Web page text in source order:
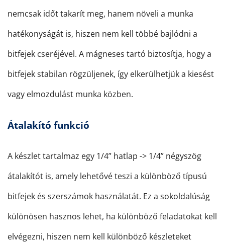
nemcsak időt takarít meg, hanem növeli a munka
hatékonyságát is, hiszen nem kell többé bajlódni a
bitfejek cseréjével. A mágneses tartó biztosítja, hogy a
bitfejek stabilan rögzüljenek, így elkerülhetjük a kiesést
vagy elmozdulást munka közben.
Átalakító funkció
A készlet tartalmaz egy 1/4” hatlap -> 1/4” négyszög
átalakítót is, amely lehetővé teszi a különböző típusú
bitfejek és szerszámok használatát. Ez a sokoldalúság
különösen hasznos lehet, ha különböző feladatokat kell
elvégezni, hiszen nem kell különböző készleteket